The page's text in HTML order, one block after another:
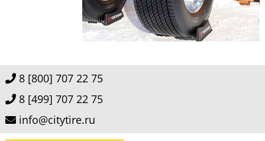
8 [800] 707 22 75
8 [499] 707 22 75
info@citytire.ru